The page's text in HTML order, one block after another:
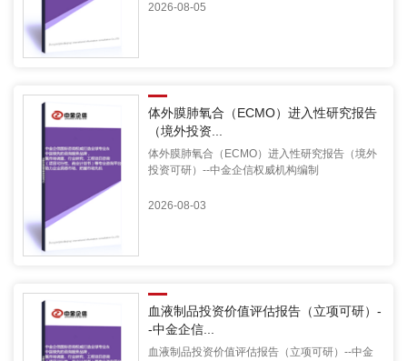
2026-08-05
体外膜肺氧合（ECMO）进入性研究报告
（境外投资...
体外膜肺氧合（ECMO）进入性研究报告（境外
投资可研）--中金企信权威机构编制
2026-08-03
血液制品投资价值评估报告（立项可研）-
-中金企信...
血液制品投资价值评估报告（立项可研）--中金